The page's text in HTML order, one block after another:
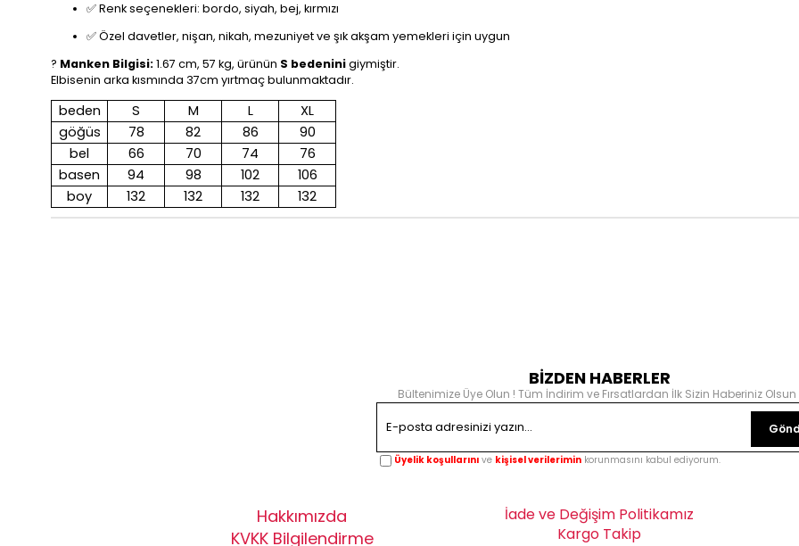
✅ Renk seçenekleri: bordo, siyah, bej, kırmızı
✅ Özel davetler, nişan, nikah, mezuniyet ve şık akşam yemekleri için uygun
? Manken Bilgisi:1.67 cm, 57 kg, ürünün S bedeninigiymiştir.
Elbisenin arka kısmında 37cm yırtmaç bulunmaktadır.
beden S M L
XL
göğüs
78 82 86
90
bel
66 70 74
76
basen
94 98 102
106
boy
132 132 132 132
BİZDEN HABERLER
Bültenimize Üye Olun ! Tüm İndirim ve Fırsatlardan İlk Sizin Haberiniz Olsun
Üyelik koşullarını ve kişisel verilerimin korunmasını kabul ediyorum.
Hakkımızda
KVKK Bilgilendirme
İade ve Değişim Politikamız
Kargo Takip